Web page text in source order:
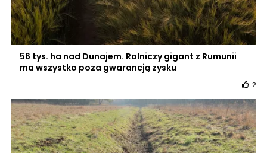
56 tys. ha nad Dunajem. Rolniczy gigant z Rumunii
ma wszystko poza gwarancją zysku
2